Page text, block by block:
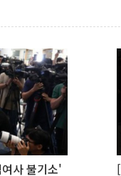
사 불기소'